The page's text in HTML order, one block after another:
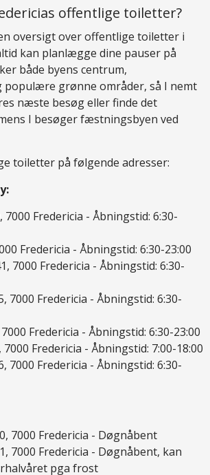
offentlige toiletter?
oversigt over offentlige toiletter i
kan planlægge dine pauser på
både byens centrum,
populære grønne områder, så I nemt
næste besøg eller finde det
I besøger fæstningsbyen ved
toiletter på følgende adresser:
Fredericia - Åbningstid: 6:30-
Fredericia - Åbningstid: 6:30-23:00
7000 Fredericia - Åbningstid: 6:30-
7000 Fredericia - Åbningstid: 6:30-
Fredericia - Åbningstid: 6:30-23:00
Fredericia - Åbningstid: 7:00-18:00
7000 Fredericia - Åbningstid: 6:30-
7000 Fredericia - Døgnåbent
7000 Fredericia - Døgnåbent, kan
pga frost